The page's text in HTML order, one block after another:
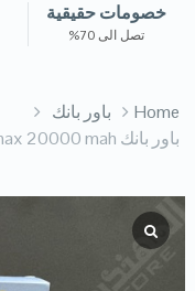
خصومات حقيقية
تصل الى 70%
Home
باور بانك
باور بانك remax 20000 mah الاصلي 22.5 وات super fast charge